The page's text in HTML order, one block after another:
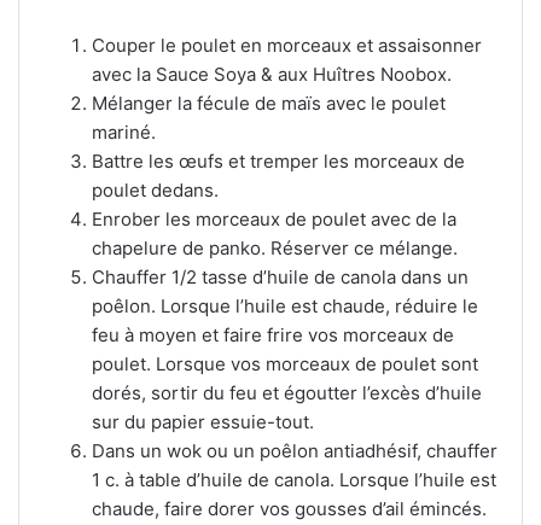
Couper le poulet en morceaux et assaisonner
avec la Sauce Soya & aux Huîtres Noobox.
Mélanger la fécule de maïs avec le poulet
mariné.
Battre les œufs et tremper les morceaux de
poulet dedans.
Enrober les morceaux de poulet avec de la
chapelure de panko. Réserver ce mélange.
Chauffer 1/2 tasse d’huile de canola dans un
poêlon. Lorsque l’huile est chaude, réduire le
feu à moyen et faire frire vos morceaux de
poulet. Lorsque vos morceaux de poulet sont
dorés, sortir du feu et égoutter l’excès d’huile
sur du papier essuie-tout.
Dans un wok ou un poêlon antiadhésif, chauffer
1 c. à table d’huile de canola. Lorsque l’huile est
chaude, faire dorer vos gousses d’ail émincés.